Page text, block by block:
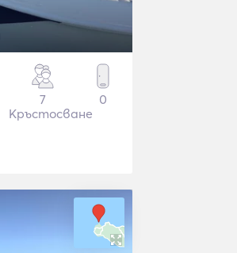
7
Кръстосване
0